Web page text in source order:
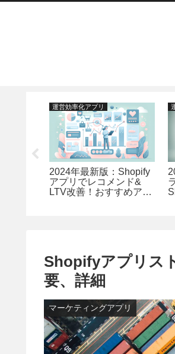
運営効率化アプリ
2024年最新版：Shopify
アプリでレコメンド&
LTV改善！おすすめアプ
Shopifyアプリス
要、詳細
マーケティングアプリ